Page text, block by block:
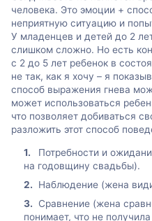
человека. Это эмоции +
неприятную ситуацию и
У младенцев и детей до 2
слишком сложно. Но есть
с 2 до 5 лет ребенок в
не так, как я хочу – я
способ выражения гнева
может использоваться
что позволяет добиваться
разложить этот способ
Потребности и
на годовщину свадьбы).
Наблюдение (жена
Сравнение (жена
понимает, что не